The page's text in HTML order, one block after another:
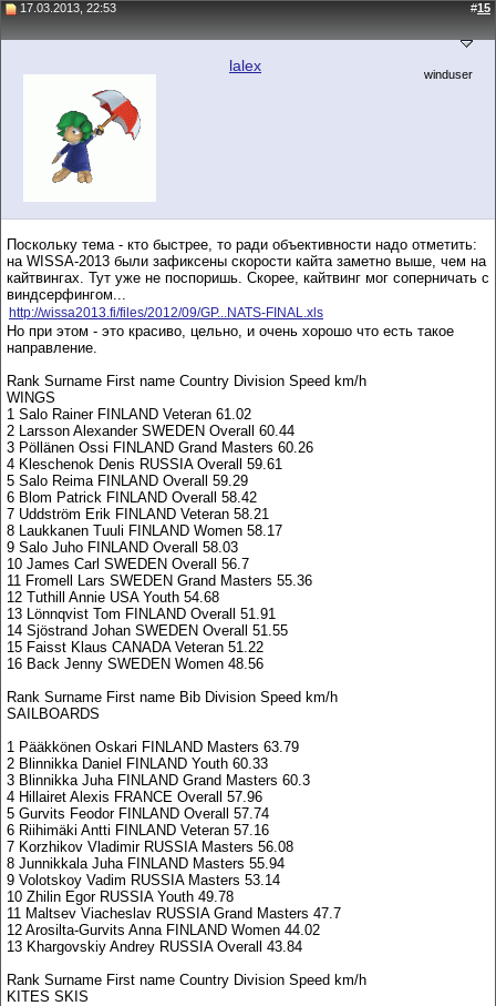
17.03.2013, 22:53 #15
lalex winduser
Поскольку тема - кто быстрее, то ради объективности надо отметить:
на WISSA-2013 были зафиксены скорости кайта заметно выше, чем на
кайтвингах. Тут уже не поспоришь. Скорее, кайтвинг мог соперничать с
виндсерфингом...
http://wissa2013.fi/files/2012/09/GP...NATS-FINAL.xls
Но при этом - это красиво, цельно, и очень хорошо что есть такое
направление.
Rank Surname First name Country Division Speed km/h
WINGS
1 Salo Rainer FINLAND Veteran 61.02
2 Larsson Alexander SWEDEN Overall 60.44
3 Pöllänen Ossi FINLAND Grand Masters 60.26
4 Kleschenok Denis RUSSIA Overall 59.61
5 Salo Reima FINLAND Overall 59.29
6 Blom Patrick FINLAND Overall 58.42
7 Uddström Erik FINLAND Veteran 58.21
8 Laukkanen Tuuli FINLAND Women 58.17
9 Salo Juho FINLAND Overall 58.03
10 James Carl SWEDEN Overall 56.7
11 Fromell Lars SWEDEN Grand Masters 55.36
12 Tuthill Annie USA Youth 54.68
13 Lönnqvist Tom FINLAND Overall 51.91
14 Sjöstrand Johan SWEDEN Overall 51.55
15 Faisst Klaus CANADA Veteran 51.22
16 Back Jenny SWEDEN Women 48.56
Rank Surname First name Bib Division Speed km/h
SAILBOARDS
1 Pääkkönen Oskari FINLAND Masters 63.79
2 Blinnikka Daniel FINLAND Youth 60.33
3 Blinnikka Juha FINLAND Grand Masters 60.3
4 Hillairet Alexis FRANCE Overall 57.96
5 Gurvits Feodor FINLAND Overall 57.74
6 Riihimäki Antti FINLAND Veteran 57.16
7 Korzhikov Vladimir RUSSIA Masters 56.08
8 Junnikkala Juha FINLAND Masters 55.94
9 Volotskoy Vadim RUSSIA Masters 53.14
10 Zhilin Egor RUSSIA Youth 49.78
11 Maltsev Viacheslav RUSSIA Grand Masters 47.7
12 Arosilta-Gurvits Anna FINLAND Women 44.02
13 Khargovskiy Andrey RUSSIA Overall 43.84
Rank Surname First name Country Division Speed km/h
KITES SKIS